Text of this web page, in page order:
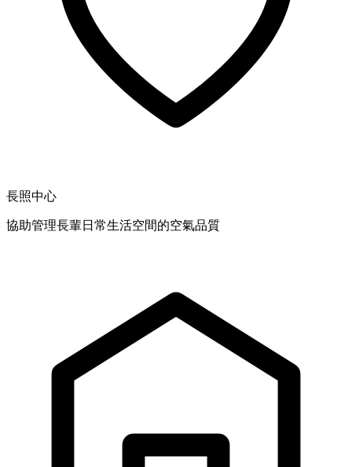
長照中心
協助管理長輩日常生活空間的空氣品質